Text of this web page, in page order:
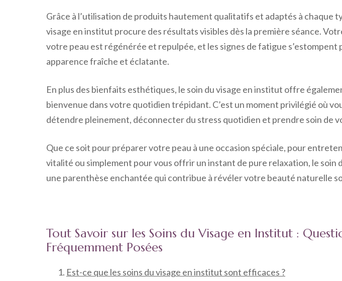
Grâce à l’utilisation de produits hautement qualitatifs et adaptés à chaque
visage en institut procure des résultats visibles dès la première séance.
votre peau est régénérée et repulpée, et les signes de fatigue s’estompent
apparence fraîche et éclatante.
En plus des bienfaits esthétiques, le soin du visage en institut offre
bienvenue dans votre quotidien trépidant. C’est un moment privilégié où
détendre pleinement, déconnecter du stress quotidien et prendre soin de
Que ce soit pour préparer votre peau à une occasion spéciale, pour
vitalité ou simplement pour vous offrir un instant de pure relaxation, le soin
une parenthèse enchantée qui contribue à révéler votre beauté naturelle
Tout Savoir sur les Soins du Visage en Institut :
Fréquemment Posées
Est-ce que les soins du visage en institut sont efficaces ?